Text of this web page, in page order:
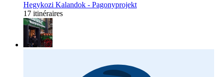
Hegykozi Kalandok - Pagonyprojekt
17 itinéraires